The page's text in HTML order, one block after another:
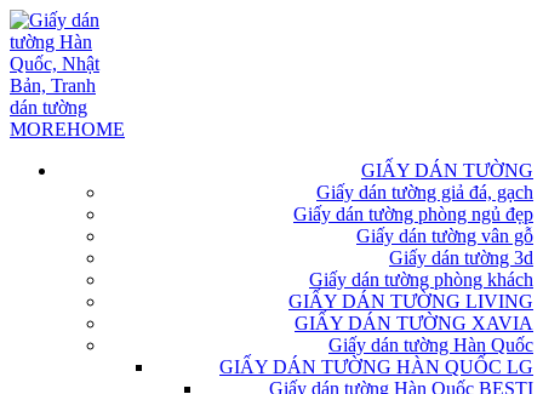
GIẤY DÁN TƯỜNG
Giấy dán tường giả đá, gạch
Giấy dán tường phòng ngủ đẹp
Giấy dán tường vân gỗ
Giấy dán tường 3d
Giấy dán tường phòng khách
GIẤY DÁN TƯỜNG LIVING
GIẤY DÁN TƯỜNG XAVIA
Giấy dán tường Hàn Quốc
GIẤY DÁN TƯỜNG HÀN QUỐC LG
Giấy dán tường Hàn Quốc BESTI